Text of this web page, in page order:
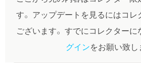
す。 アップデートを見るにはコ
ございます。 すでにコレクターに
グインをお願い致し